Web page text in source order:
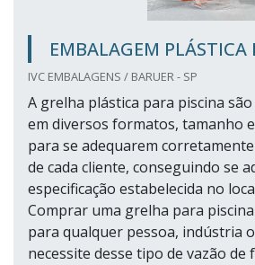
EMBALAGEM PLÁSTICA
IVC EMBALAGENS / BARUER - SP
A grelha plástica para piscina
em diversos formatos, tamanho
para se adequarem
de cada cliente, conseguindo se
especificação estabelecida no
Comprar uma grelha para
para qualquer pessoa, indústria
necessite desse tipo de vazão de